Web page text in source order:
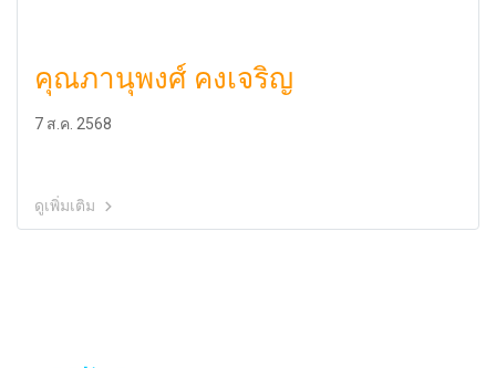
คุณภานุพงศ์ คงเจริญ
7 ส.ค. 2568
ดูเพิ่มเติม